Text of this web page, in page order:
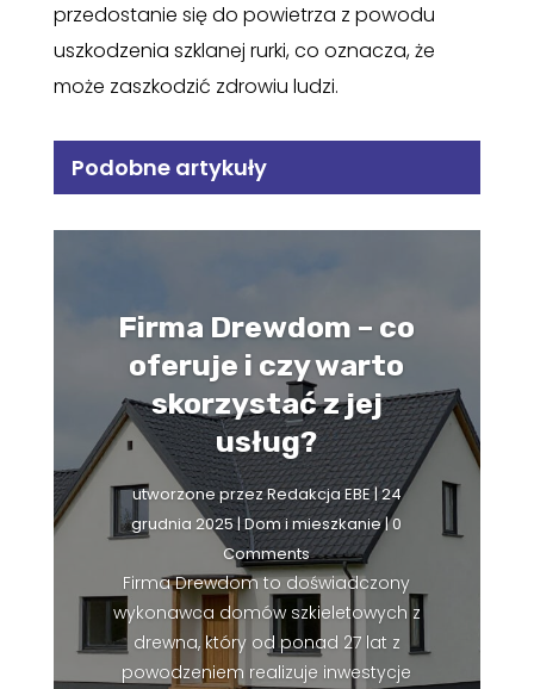
przedostanie się do powietrza z powodu
uszkodzenia szklanej rurki, co oznacza, że ​​
może zaszkodzić zdrowiu ludzi.
Podobne artykuły
Firma Drewdom – co
oferuje i czy warto
skorzystać z jej
usług?
utworzone przezRedakcja EBE|24
grudnia 2025|Dom i mieszkanie| 0
Comments
Firma Drewdom to doświadczony
wykonawca domów szkieletowych z
drewna, który od ponad 27 lat z
powodzeniem realizuje inwestycje